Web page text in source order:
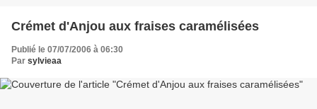
Crémet d'Anjou aux fraises caramélisées
Publié le 07/07/2006 à 06:30
Par sylvieaa